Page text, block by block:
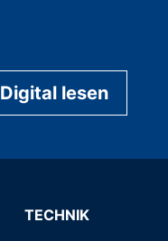
Digital lesen
TECHNIK